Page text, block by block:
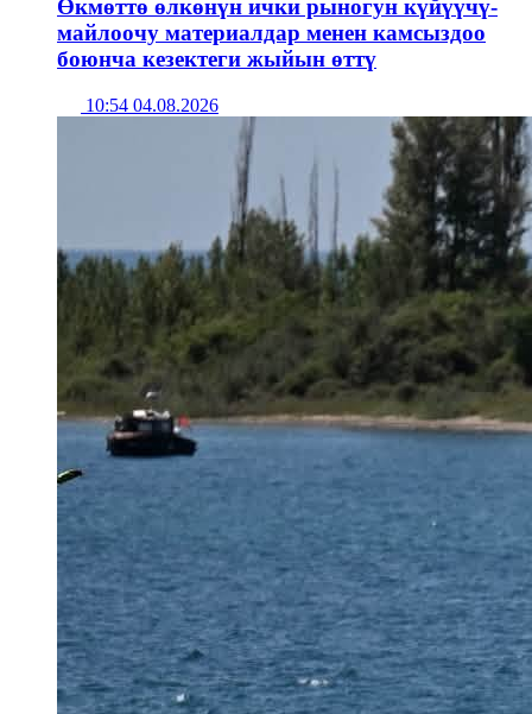
Өкмөттө өлкөнүн ички рыногун күйүүчү-
майлоочу материалдар менен камсыздоо
боюнча кезектеги жыйын өттү
10:54 04.08.2026